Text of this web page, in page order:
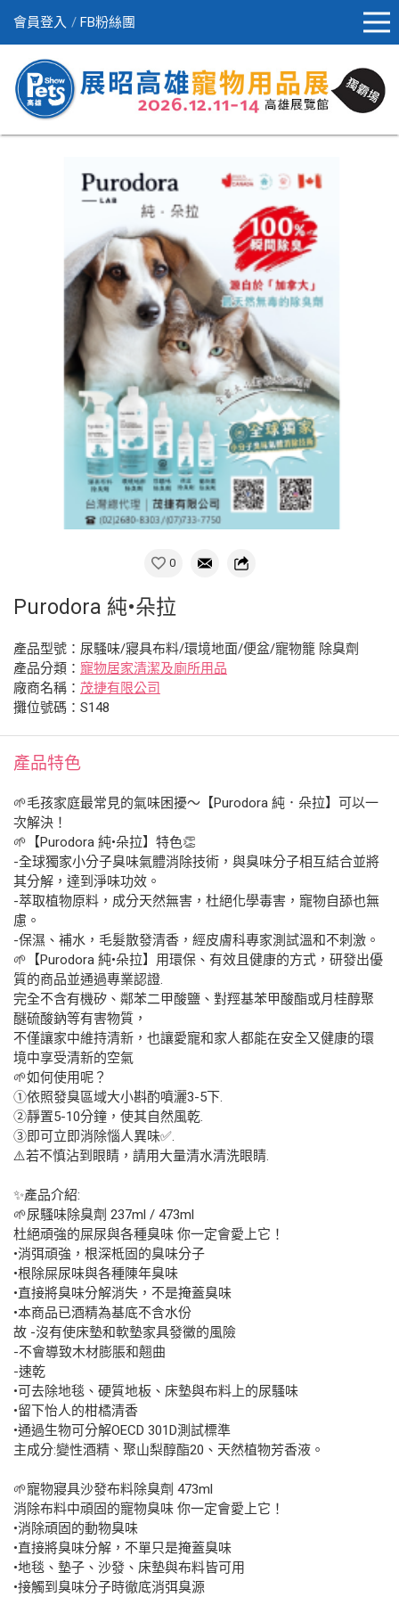
會員登入 FB粉絲團
0
Purodora 純•朵拉
產品型號：尿騷味/寢具布料/環境地面/便盆/寵物籠 除臭劑
產品分類： 寵物居家清潔及廁所用品
廠商名稱： 茂捷有限公司
攤位號碼：S148
產品特色
🌱毛孩家庭最常見的氣味困擾～【Purodora 純．朵拉】可以一
次解決！
🌱【Purodora 純•朵拉】特色👏
-全球獨家小分子臭味氣體消除技術，與臭味分子相互結合並將
其分解，達到淨味功效。
-萃取植物原料，成分天然無害，杜絕化學毒害，寵物自舔也無
慮。
-保濕、補水，毛髮散發清香，經皮膚科專家測試溫和不刺激。
🌱【Purodora 純•朵拉】用環保、有效且健康的方式，研發出優
質的商品並通過專業認證.
完全不含有機矽、鄰苯二甲酸鹽、對羥基苯甲酸酯或月桂醇聚
醚硫酸鈉等有害物質，
不僅讓家中維持清新，也讓愛寵和家人都能在安全又健康的環
境中享受清新的空氣
🌱如何使用呢？
①依照發臭區域大小斟酌噴灑3-5下.
②靜置5-10分鐘，使其自然風乾.
③即可立即消除惱人異味✅.
⚠️若不慎沾到眼睛，請用大量清水清洗眼睛.
✨產品介紹:
🌱尿騷味除臭劑 237ml / 473ml
杜絕頑強的屎尿與各種臭味 你一定會愛上它！
•消弭頑強，根深柢固的臭味分子
•根除屎尿味與各種陳年臭味
•直接將臭味分解消失，不是掩蓋臭味
•本商品已酒精為基底不含水份
故 -沒有使床墊和軟墊家具發黴的風險
-不會導致木材膨脹和翹曲
-速乾
•可去除地毯、硬質地板、床墊與布料上的尿騷味
•留下怡人的柑橘清香
•通過生物可分解OECD 301D測試標準
主成分:變性酒精、聚山梨醇酯20、天然植物芳香液。
🌱寵物寢具沙發布料除臭劑 473ml
消除布料中頑固的寵物臭味 你一定會愛上它！
•消除頑固的動物臭味
•直接將臭味分解，不單只是掩蓋臭味
•地毯、墊子、沙發、床墊與布料皆可用
•接觸到臭味分子時徹底消弭臭源